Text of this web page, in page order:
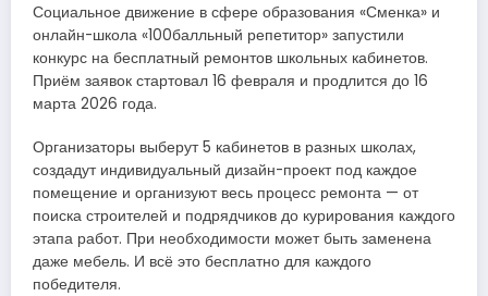
Социальное движение в сфере образования «Сменка» и
онлайн-школа «100балльный репетитор» запустили
конкурс на бесплатный ремонтов школьных кабинетов.
Приём заявок стартовал 16 февраля и продлится до 16
марта 2026 года.
Организаторы выберут 5 кабинетов в разных школах,
создадут индивидуальный дизайн-проект под каждое
помещение и организуют весь процесс ремонта — от
поиска строителей и подрядчиков до курирования каждого
этапа работ. При необходимости может быть заменена
даже мебель. И всё это бесплатно для каждого
победителя.